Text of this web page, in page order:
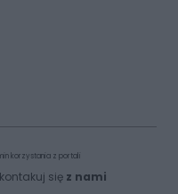
korzystania z portali
się z nami